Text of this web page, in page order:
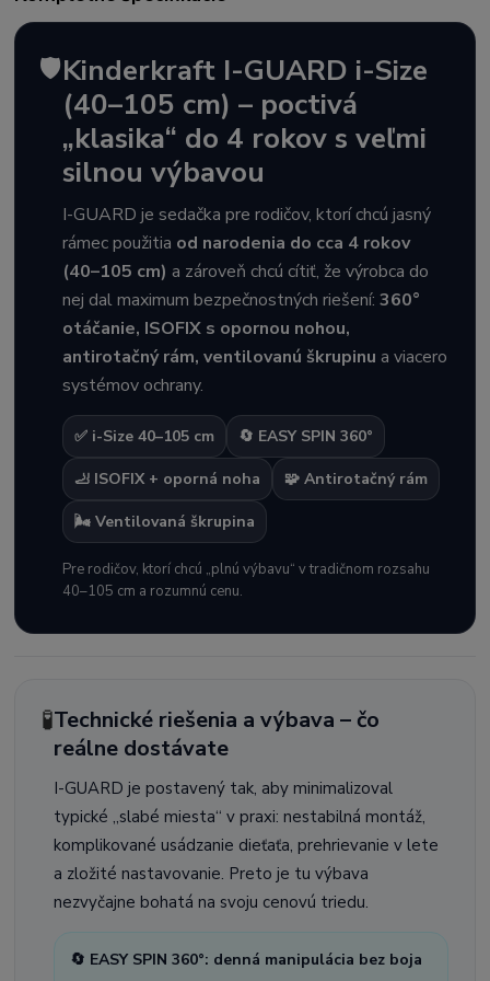
🛡️Kinderkraft I-GUARD i-Size
(40–105 cm) – poctivá
„klasika“ do 4 rokov s veľmi
silnou výbavou
I-GUARD je sedačka pre rodičov, ktorí chcú jasný
rámec použitia od narodenia do cca 4 rokov
(40–105 cm) a zároveň chcú cítiť, že výrobca do
nej dal maximum bezpečnostných riešení:360°
otáčanie, ISOFIX s opornou nohou,
antirotačný rám, ventilovanú škrupinu a viacero
systémov ochrany.
✅ i-Size 40–105 cm 🔄 EASY SPIN 360°
🦶 ISOFIX + oporná noha 🧩 Antirotačný rám
🌬️ Ventilovaná škrupina
Pre rodičov, ktorí chcú „plnú výbavu“ v tradičnom rozsahu
40–105 cm a rozumnú cenu.
🧪Technické riešenia a výbava – čo
reálne dostávate
I-GUARD je postavený tak, aby minimalizoval
typické „slabé miesta“ v praxi: nestabilná montáž,
komplikované usádzanie dieťaťa, prehrievanie v lete
a zložité nastavovanie. Preto je tu výbava
nezvyčajne bohatá na svoju cenovú triedu.
🔄 EASY SPIN 360°: denná manipulácia bez boja